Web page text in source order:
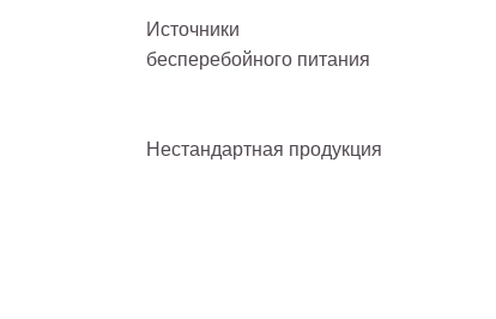
Источники
бесперебойного питания
Нестандартная продукция